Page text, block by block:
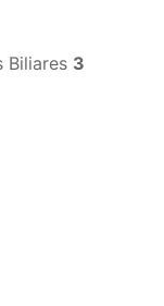
Biliares 3